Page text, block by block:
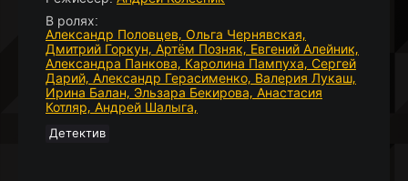
В ролях:
Александр Половцев, Ольга Чернявская,
Дмитрий Горкун, Артём Позняк, Евгений Алейник,
Александра Панкова, Каролина Пампуха, Сергей
Дарий, Александр Герасименко, Валерия Лукаш,
Ирина Балан, Эльзара Бекирова, Анастасия
Котляр, Андрей Шалыга,
Детектив